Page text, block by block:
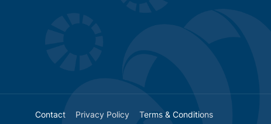
Contact Privacy Policy Terms & Conditions